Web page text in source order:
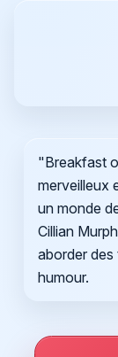
"Breakfast
merveilleux
un monde
Cillian
aborder
humour.